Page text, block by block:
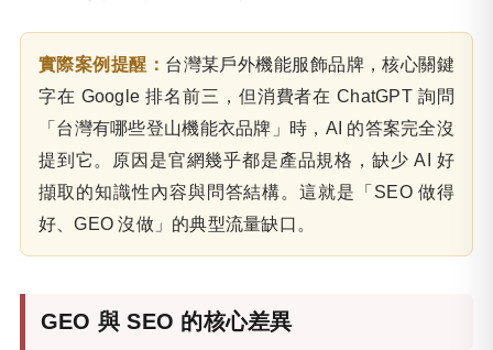
實際案例提醒： 台灣某戶外機能服飾品牌，核心關鍵
字在 Google 排名前三，但消費者在 ChatGPT 詢問
「台灣有哪些登山機能衣品牌」時，AI 的答案完全沒
提到它。原因是官網幾乎都是產品規格，缺少 AI 好
擷取的知識性內容與問答結構。這就是「SEO 做得
好、GEO 沒做」的典型流量缺口。
GEO 與 SEO 的核心差異